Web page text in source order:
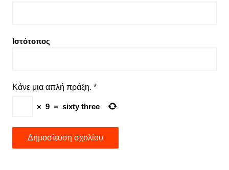
Ιστότοπος
Κάνε μια απλή πράξη. *
× 9 = sixty three